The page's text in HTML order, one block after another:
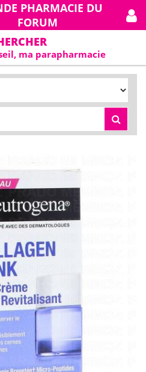
PHARMACIE DU
FORUM
ma parapharmacie